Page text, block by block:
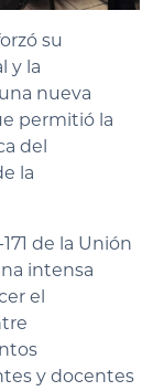
su
y la
nueva
permitió la
del
la
de la Unión
intensa
el
y docentes